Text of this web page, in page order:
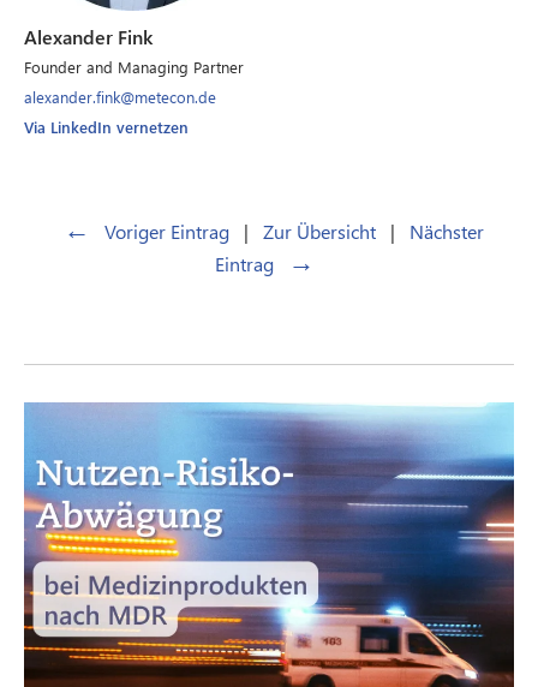
Alexander Fink
Founder and Managing Partner
alexander.fink@metecon.de
Via LinkedIn vernetzen
← Voriger Eintrag | Zur Übersicht |
Nächster
Eintrag
→